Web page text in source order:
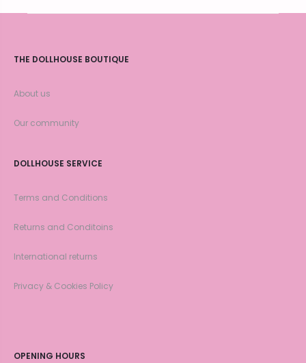
THE DOLLHOUSE BOUTIQUE
About us
Our community
DOLLHOUSE SERVICE
Terms and Conditions
Returns and Conditoins
International returns
Privacy & Cookies Policy
OPENING HOURS